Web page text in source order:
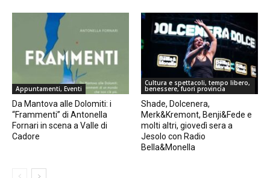
Appuntamenti, Eventi
Da Mantova alle Dolomiti: i
“Frammenti” di Antonella
Fornari in scena a Valle di
Cadore
Cultura e spettacoli, tempo libero,
benessere, fuori provincia
Shade, Dolcenera,
Merk&Kremont, Benji&Fede e
molti altri, giovedì sera a
Jesolo con Radio
Bella&Monella